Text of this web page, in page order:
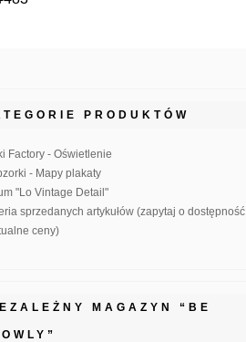
PRODUKTÓW
Factory - Oświetlenie
- Mapy plakaty
"Lo Vintage Detail"
sprzedanych artykułów (zapytaj o dostępność
ceny)
MAGAZYN “BE